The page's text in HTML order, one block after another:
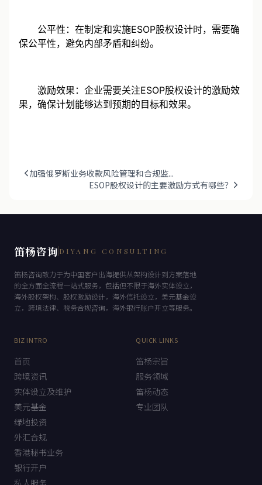
公平性：在制定和实施ESOP股权设计时，需要确
保公平性，避免内部矛盾和纠纷。
激励效果：企业需要关注ESOP股权设计的激励效
果，确保计划能够达到预期的目标和效果。
加强俄罗斯业务收款风险管理和合规监...
ESOP股权设计的主要激励方式有哪些？
笛杨咨询 DIYANG CONSULTING
笛杨咨询致力于为中国客户出海提供从架构设计到方案落地
的全方面全流程一站式服务，包括但不限于海外实体设立，
海外股权架构、股权激励设计，海外信托设立，美元基金设
立，跨境法律、税务合规咨询，海外银行账户开立等服务。
BIZ INTRO
首页
跨境资讯
实体设立及维护
美元基金
绿地投资
外汇合规
香港秘书业务
银行开户
私人服务
QUICK LINKS
笛杨宗旨
服务领域
笛杨动态
专业团队